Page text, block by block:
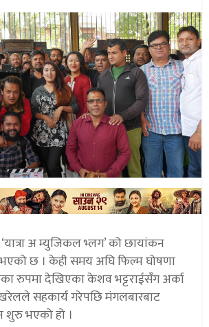
अ म्युजिकल भ्लग’ को छायांकन
छ । केही समय अघि फिल्म घोषणा
रुपमा देखिएका केशव भट्टराईसँग अर्का
सहकार्य गरेपछि मंगलबारबाट
भएको हो ।